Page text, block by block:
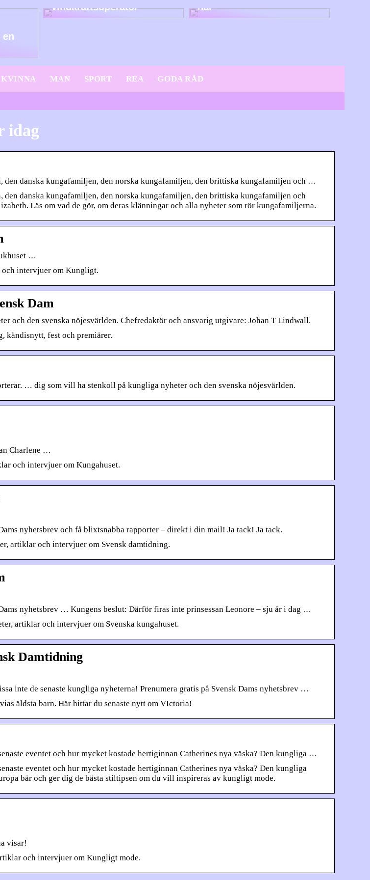
en
vindkraftsoperatör
här
KVINNA MAN SPORT REA GODA RÅD
idag
danska kungafamiljen, den norska kungafamiljen, den brittiska kungafamiljen och …
danska kungafamiljen, den norska kungafamiljen, den brittiska kungafamiljen och
Läs om vad de gör, om deras klänningar och alla nyheter som rör kungafamiljerna.
…
och intervjuer om Kungligt.
Dam
och den svenska nöjesvärlden. Chefredaktör och ansvarig utgivare: Johan T Lindwall.
kändisnytt, fest och premiärer.
… dig som vill ha stenkoll på kungliga nyheter och den svenska nöjesvärlden.
Charlene …
och intervjuer om Kungahuset.
nyhetsbrev och få blixtsnabba rapporter – direkt i din mail! Ja tack! Ja tack.
artiklar och intervjuer om Svensk damtidning.
nyhetsbrev … Kungens beslut: Därför firas inte prinsessan Leonore – sju år i dag …
artiklar och intervjuer om Svenska kungahuset.
Damtidning
inte de senaste kungliga nyheterna! Prenumera gratis på Svensk Dams nyhetsbrev …
äldsta barn. Här hittar du senaste nytt om VIctoria!
eventet och hur mycket kostade hertiginnan Catherines nya väska? Den kungliga …
eventet och hur mycket kostade hertiginnan Catherines nya väska? Den kungliga
bär och ger dig de bästa stiltipsen om du vill inspireras av kungligt mode.
visar!
och intervjuer om Kungligt mode.